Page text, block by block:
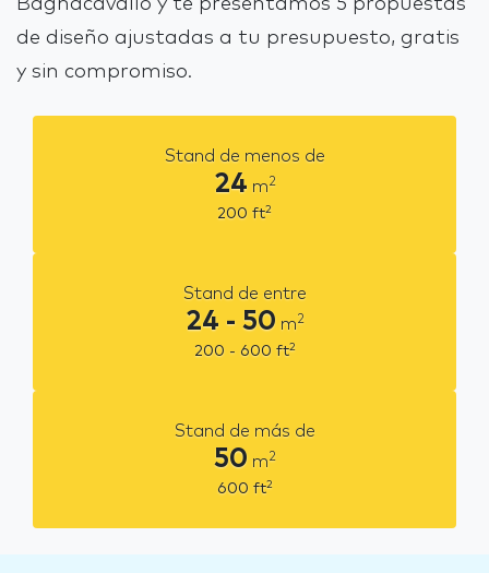
Bagnacavallo y te presentamos 5 propuestas
de diseño ajustadas a tu presupuesto, gratis
y sin compromiso.
Stand de menos de
24 m2
200 ft2
Stand de entre
24 - 50 m2
200 - 600 ft2
Stand de más de
50 m2
600 ft2